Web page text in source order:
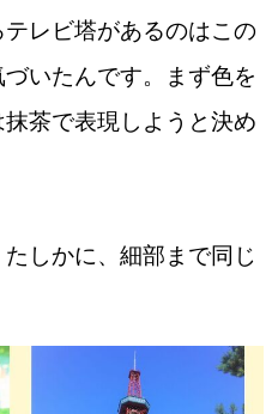
レビ塔があるのはこの
いたんです。まず色を
茶で表現しようと決め
しかに、細部まで同じ